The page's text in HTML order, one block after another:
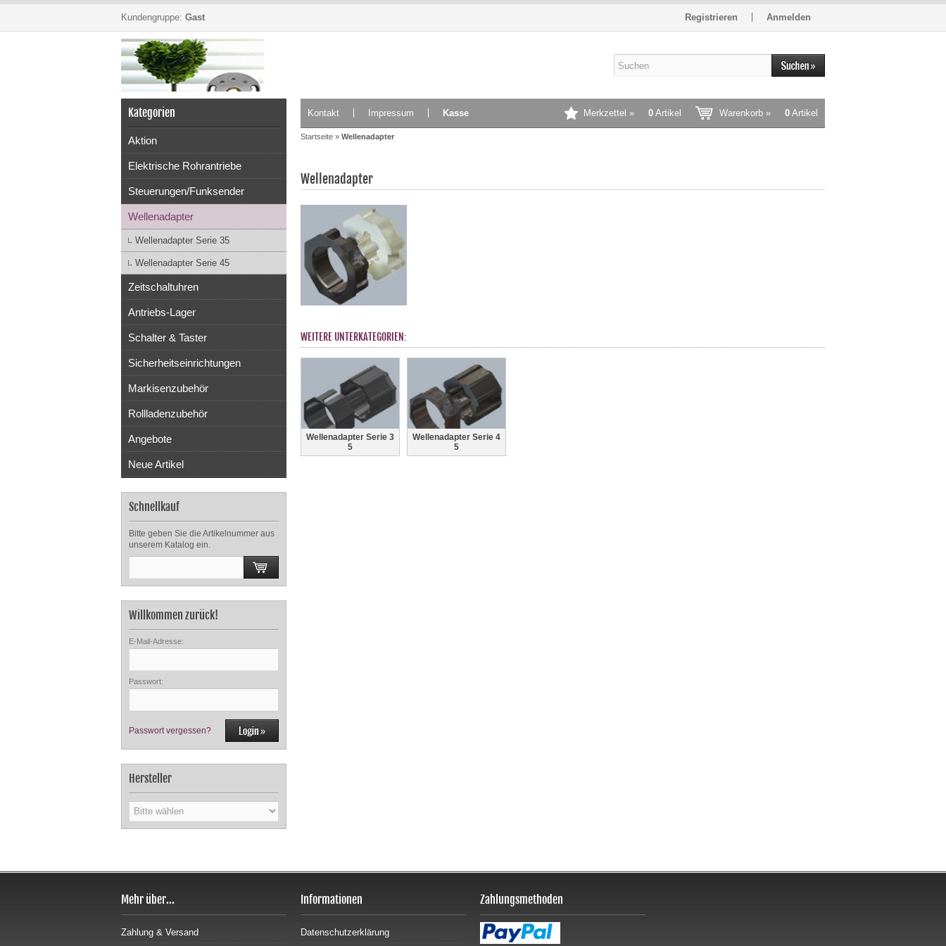
Kundengruppe: Gast Registrieren Anmelden
Kategorien
Aktion
Elektrische Rohrantriebe
Steuerungen/Funksender
Wellenadapter
Wellenadapter Serie 35
Wellenadapter Serie 45
Zeitschaltuhren
Antriebs-Lager
Schalter & Taster
Sicherheitseinrichtungen
Markisenzubehör
Rollladenzubehör
Angebote
Neue Artikel
Schnellkauf
Bitte geben Sie die Artikelnummer aus
unserem Katalog ein.
Willkommen zurück!
E-Mail-Adresse:
Passwort:
Passwort vergessen?
Hersteller
Kontakt Impressum Kasse Warenkorb » 0 Artikel
Merkzettel » 0 Artikel
Startseite » Wellenadapter
Wellenadapter
WEITERE UNTERKATEGORIEN:
Wellenadapter Serie 3
5
Wellenadapter Serie 4
5
Mehr über...
Zahlung & Versand
Informationen
Datenschutzerklärung
Zahlungsmethoden